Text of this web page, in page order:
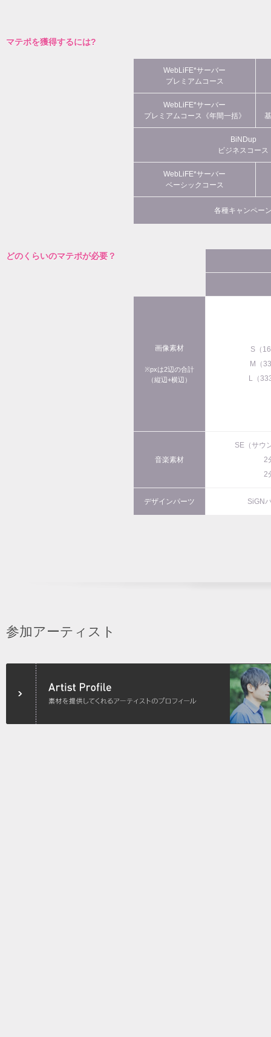
マテポを獲得するには?
WebLiFE*サーバー
プレミアムコース
WebLiFE*サーバー
プレミアムコース《年間一括》
BiNDup
ビジネスコース
WebLiFE*サーバー
ベーシックコース
各種キャンペー
どのくらいのマテポが必要？
画像素材
※pxは2辺の合計
（縦辺+横辺）
S（
M（
L（
音楽素材
SE（サウ
2
2
デザインパーツ SiGN
参加アーティスト